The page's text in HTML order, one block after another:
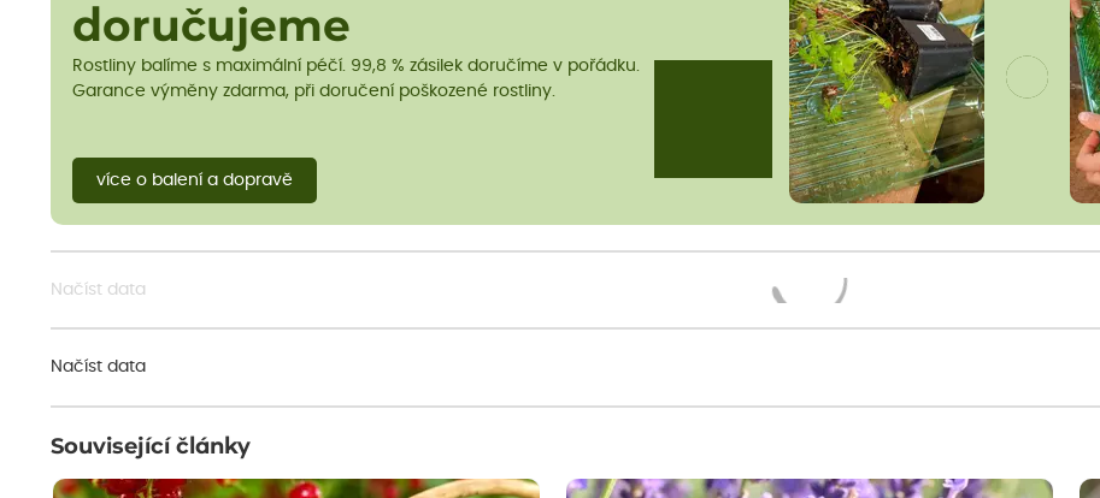
doručujeme
Rostliny balíme s maximální péčí. 99,8 % zásilek doručíme v pořádku.
Garance výměny zdarma, při doručení poškozené rostliny.
více o balení a dopravě
Načíst data
Načíst data
Související články